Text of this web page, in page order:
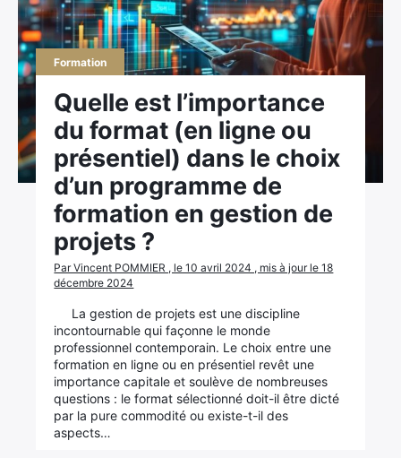
Formation
Quelle est l’importance
du format (en ligne ou
présentiel) dans le choix
d’un programme de
formation en gestion de
projets ?
Par Vincent POMMIER , le 10 avril 2024 , mis à jour le 18
décembre 2024
La gestion de projets est une discipline
incontournable qui façonne le monde
professionnel contemporain. Le choix entre une
formation en ligne ou en présentiel revêt une
importance capitale et soulève de nombreuses
questions : le format sélectionné doit-il être dicté
par la pure commodité ou existe-t-il des
aspects…